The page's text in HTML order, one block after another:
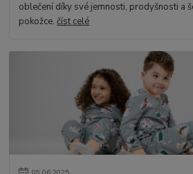
oblečení díky své jemnosti, prodyšnosti a
pokožce.číst celé